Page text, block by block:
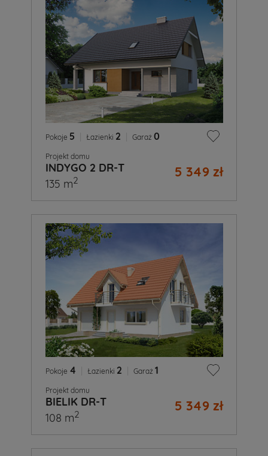
Pokoje 5 Łazienki 2 Garaż 0
Projekt domu
INDYGO 2 DR-T 5 349 zł
135 m2
Pokoje 4 Łazienki 2 Garaż 1
Projekt domu
BIELIK DR-T 5 349 zł
108 m2